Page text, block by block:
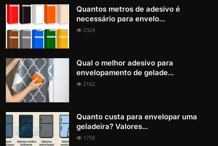
Quantos metros de adesivo é
necessário para envelo...
2324
Qual o melhor adesivo para
envelopamento de gelade...
2162
Quanto custa para envelopar uma
geladeira? Valores...
1758